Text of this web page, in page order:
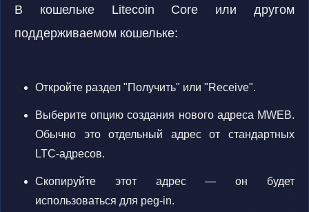
В кошельке Litecoin Core или другом
поддерживаемом кошельке:
Откройте раздел "Получить" или "Receive".
Выберите опцию создания нового адреса MWEB.
Обычно это отдельный адрес от стандартных
LTC-адресов.
Скопируйте этот адрес — он будет
использоваться для peg-in.